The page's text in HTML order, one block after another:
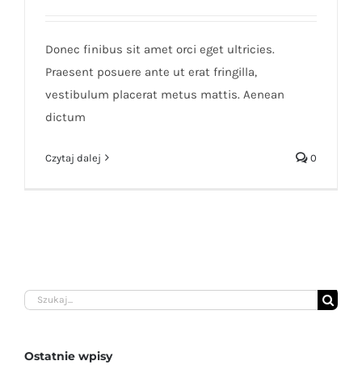
Donec finibus sit amet orci eget ultricies.
Praesent posuere ante ut erat fringilla,
vestibulum placerat metus mattis. Aenean
dictum
Czytaj dalej 0
Szukaj
Ostatnie wpisy